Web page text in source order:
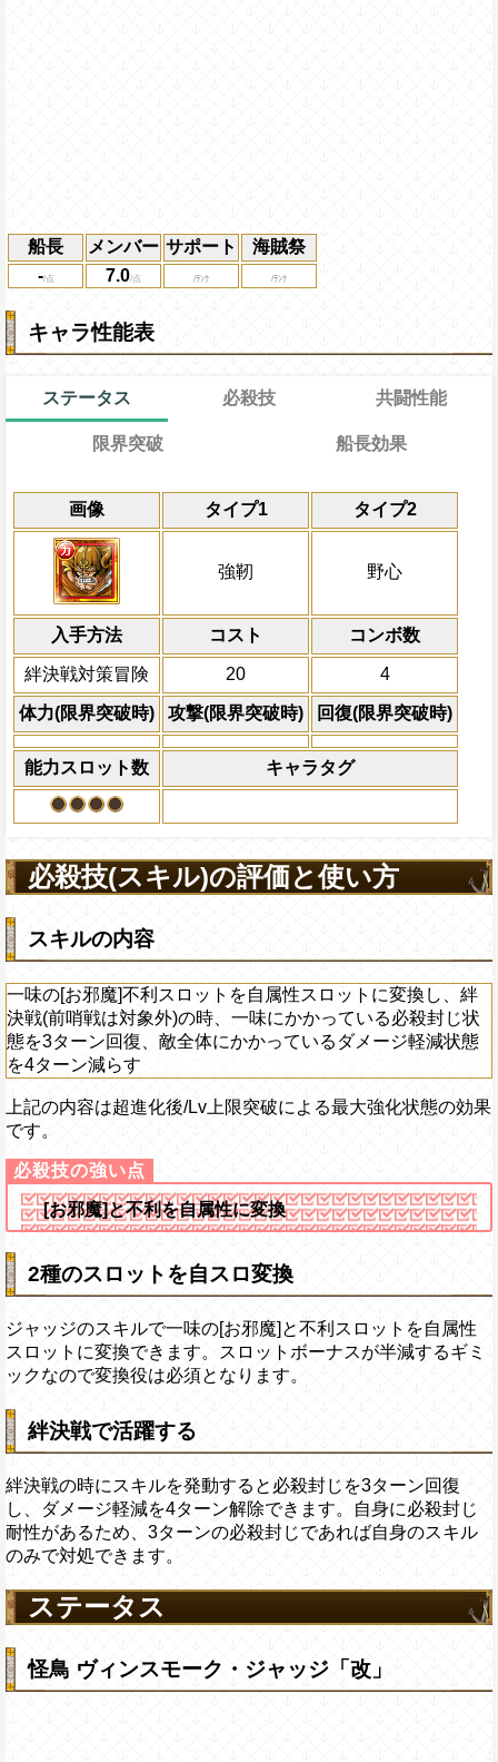
船長 メンバー サポート
海賊祭
-
7.0
キャラ性能表
ステータス
画像 タイプ1 タイプ2
強靭 野心
入手方法 コスト コンボ数
絆決戦対策冒険 20 4
体力(限界突破時) 攻撃(限界突破時) 回復(限界突破時)
能力スロット数 キャラタグ
必殺技
通常 15→11ターン
限界突破
通常時
一味の[お邪魔]不利スロットを自属性ス
じ状態を3ターン回復、敵全体にかかって
減状態を4ターン減らす
上限突破
共闘性能
共闘性能
船長効果
冒険開始時の必殺タ
キャラの攻撃を
にし、他の属性キャ
必殺技
ターン数：8
敵1体のHPを25%減
体力の上限を無視し
×30倍の全プレイヤー
(最大体力の2倍上限
えている時、体力満
になる)、全プレイヤ
アクション
を30%下げ、野心タ
げる
限界突破
習得する効果
船長効果
通常時
力属性の攻撃を1.5倍にする
Lv上限突破
必殺技(スキル)の評価と使い方
スキルの内容
一味の[お邪魔]不利スロットを自属性スロットに変換し、絆
決戦(前哨戦は対象外)の時、一味にかかっている必殺封じ状
態を3ターン回復、敵全体にかかっているダメージ軽減状態
を4ターン減らす
上記の内容は超進化後/Lv上限突破による最大強化状態の効果
です。
[お邪魔]と不利を自属性に変換
2種のスロットを自スロ変換
ジャッジのスキルで一味の[お邪魔]と不利スロットを自属性
スロットに変換できます。スロットボーナスが半減するギミ
ックなので変換役は必須となります。
絆決戦で活躍する
絆決戦の時にスキルを発動すると必殺封じを3ターン回復
し、ダメージ軽減を4ターン解除できます。自身に必殺封じ
耐性があるため、3ターンの必殺封じであれば自身のスキル
のみで対処できます。
ステータス
怪鳥 ヴィンスモーク・ジャッジ「改」